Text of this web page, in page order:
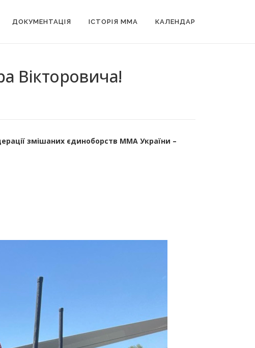
ДОКУМЕНТАЦІЯ ІСТОРІЯ MMA КАЛЕНДАР
Вікторовича!
змішаних єдиноборств ММА України –